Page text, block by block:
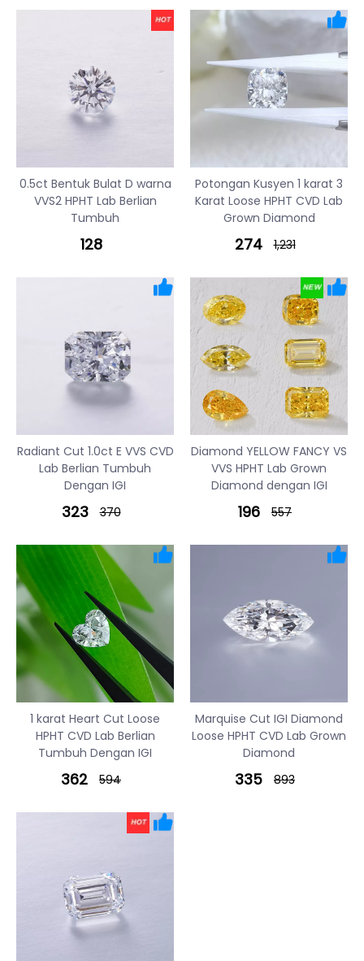
0.5ct Bentuk Bulat D warna
VVS2 HPHT Lab Berlian
Tumbuh
128
Potongan Kusyen 1 karat 3
Karat Loose HPHT CVD Lab
Grown Diamond
274 1,231
Radiant Cut 1.0ct E VVS CVD
Lab Berlian Tumbuh
Dengan IGI
323 370
Diamond YELLOW FANCY VS
VVS HPHT Lab Grown
Diamond dengan IGI
196 557
1 karat Heart Cut Loose
HPHT CVD Lab Berlian
Tumbuh Dengan IGI
362 594
Marquise Cut IGI Diamond
Loose HPHT CVD Lab Grown
Diamond
335 893